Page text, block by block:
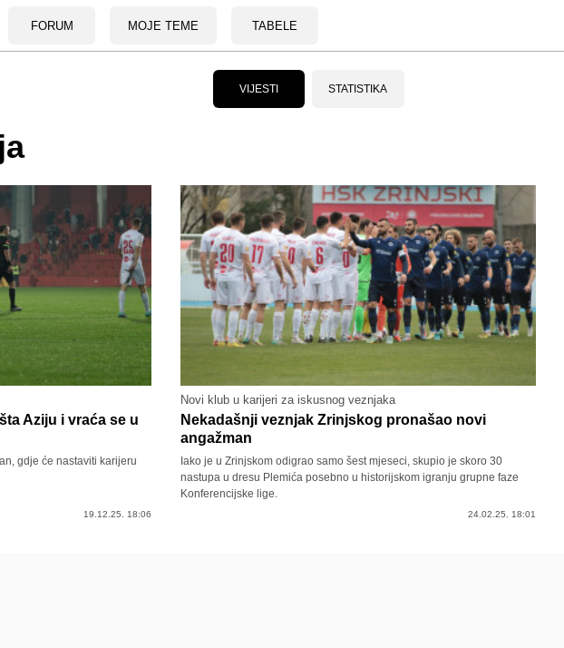
FORUM MOJE TEME TABELE
VIJESTI STATISTIKA
Aziju i vraća se u
gdje će nastaviti karijeru
19.12.25. 18:06
Novi klub u karijeri za iskusnog veznjaka
Nekadašnji veznjak Zrinjskog pronašao novi
angažman
Iako je u Zrinjskom odigrao samo šest mjeseci, skupio je skoro 30
nastupa u dresu Plemića posebno u historijskom igranju grupne faze
Konferencijske lige.
24.02.25. 18:01